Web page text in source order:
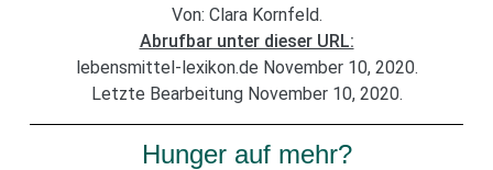
Von: Clara Kornfeld.
Abrufbar unter dieser URL:
lebensmittel-lexikon.de November 10, 2020.
Letzte Bearbeitung November 10, 2020.
Hunger auf mehr?